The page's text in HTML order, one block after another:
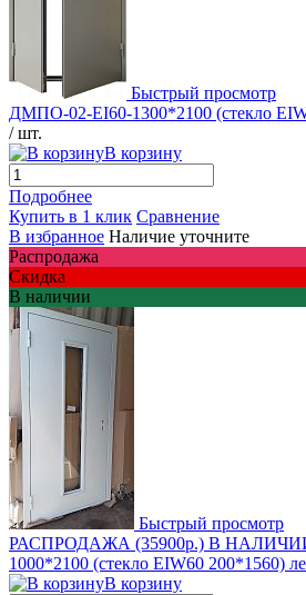
Быстрый просмотр
ДМПО-02-EI60-1300*2100 (стекло
/ шт.
В корзину
Подробнее
Купить в 1 клик Сравнение
В избранное Наличие уточните
Распродажа
Скидка
В наличии
Быстрый просмотр
РАСПРОДАЖА (35900р.) В
1000*2100 (стекло EIW60 200*1560)
В корзину